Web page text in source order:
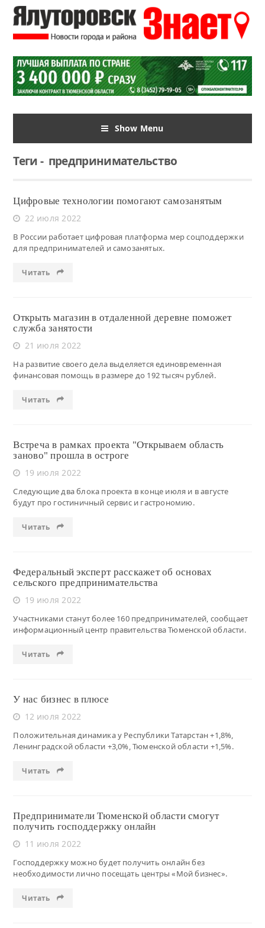
Show Menu
Теги-предпринимательство
Цифровые технологии помогают самозанятым
22 июля 2022
В России работает цифровая платформа мер соцподдержки
для предпринимателей и самозанятых.
Читать
Открыть магазин в отдаленной деревне поможет
служба занятости
21 июля 2022
На развитие своего дела выделяется единовременная
финансовая помощь в размере до 192 тысяч рублей.
Читать
Встреча в рамках проекта "Открываем область
заново" прошла в остроге
19 июля 2022
Следующие два блока проекта в конце июля и в августе
будут про гостиничный сервис и гастрономию.
Читать
Федеральный эксперт расскажет об основах
сельского предпринимательства
19 июля 2022
Участниками станут более 160 предпринимателей, сообщает
информационный центр правительства Тюменской области.
Читать
У нас бизнес в плюсе
12 июля 2022
Положительная динамика у Республики Татарстан +1,8%,
Ленинградской области +3,0%, Тюменской области +1,5%.
Читать
Предприниматели Тюменской области смогут
получить господдержку онлайн
11 июля 2022
Господдержку можно будет получить онлайн без
необходимости лично посещать центры «Мой бизнес».
Читать